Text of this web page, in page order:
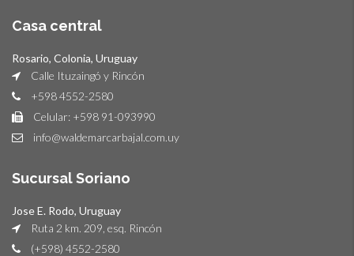
Casa central
Rosario, Colonia, Uruguay
Calle Ituzaingó y Rincón
+598 4552-2580
Celular: +598 91-093990
info@waldemarcarbajal.com.uy
Sucursal Soriano
Jose E. Rodo, Uruguay
Ruta 2 km. 209, esq. Rincón
(+598) 4552-2580